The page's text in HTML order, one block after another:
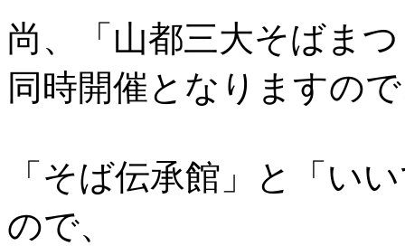
尚、「山都三大そばま
同時開催となりますの
「そば伝承館」と「い
ので、